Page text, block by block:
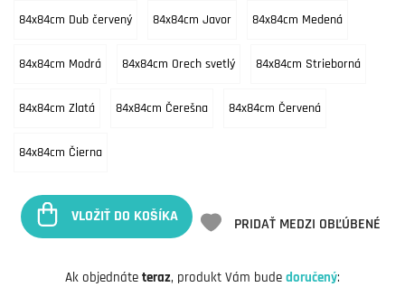
84x84cm Dub červený 84x84cm Javor 84x84cm Medená
84x84cm Modrá 84x84cm Orech svetlý 84x84cm Strieborná
84x84cm Zlatá 84x84cm Čerešna 84x84cm Červená
84x84cm Čierna
VLOŽIŤ DO KOŠÍKA PRIDAŤ MEDZI OBĽÚBENÉ
Ak objednáte teraz, produkt Vám bude doručený: